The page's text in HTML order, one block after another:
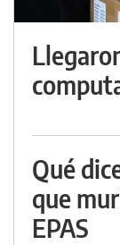
Qué
que
EPAS